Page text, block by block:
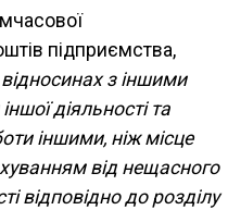
підприємства,
з іншими
діяльності та
іншими, ніж місце
від нещасного
відповідно до розділу